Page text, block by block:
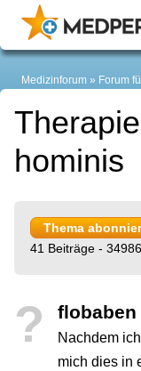
Medizinforum Forum
hominis
Thema
41 Beiträge -
? flobaben
Nachdem
mich dies in